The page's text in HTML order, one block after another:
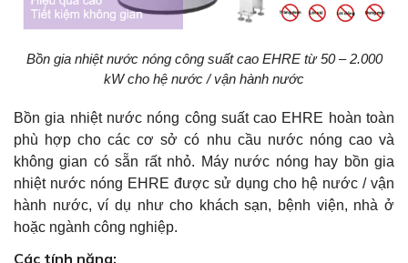
Bồn gia nhiệt nước nóng công suất cao EHRE từ 50 – 2.000
kW cho hệ nước / vận hành nước
Bồn gia nhiệt nước nóng công suất cao EHRE hoàn toàn
phù hợp cho các cơ sở có nhu cầu nước nóng cao và
không gian có sẵn rất nhỏ. Máy nước nóng hay bồn gia
nhiệt nước nóng EHRE được sử dụng cho hệ nước / vận
hành nước, ví dụ như cho khách sạn, bệnh viện, nhà ở
hoặc ngành công nghiệp.
Các tính năng: